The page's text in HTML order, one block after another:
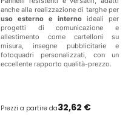
anche alla realizzazione di targhe per
uso esterno e interno ideali per
progetti di comunicazione e
allestimento come cartelloni su
misura, insegne pubblicitarie e
fotoquadri personalizzati, con un
eccellente rapporto qualità-prezzo.
Prezzi a partire da32,62 €